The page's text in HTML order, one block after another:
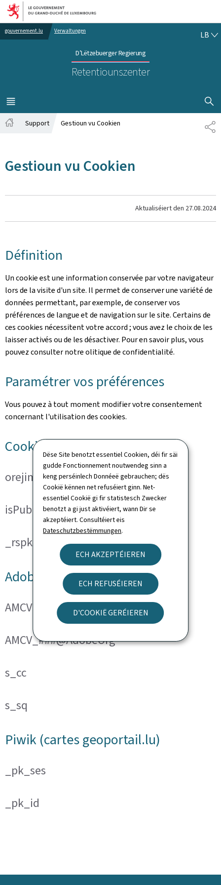
Dëse Site benotzt essentiel Cookien, déi fir säi
gudde Fonctionnement noutwendeg sinn a
keng perséinlech Donnéeë gebrauchen; dës
Cookië kënnen net refuséiert ginn. Net-
essentiel Cookië gi fir statistesch Zwecker
benotzt a gi just aktivéiert, wann Dir se
akzeptéiert. Consultéiert eis
Dateschutzbestëmmungen.
ECH AKZEPTÉIEREN
ECH REFUSÉIEREN
D'COOKIË GERÉIEREN
Bei den Haaptmenü goen
Bei den Inhalt goen
gouvernement.lu Verwaltungen
D’Lëtzebuerger Regierung
Retentiounszenter
LB
MENÜ
HAAPT-
SHOW
Support Gestioun vu Cookien
Gestioun vu Cookien
Aktualiséiert den 27.08.2024
Définition
Un cookie est une information conservée par votre navigateur
lors de la visite d'un site. Il permet de conserver une variété de
données permettant, par exemple, de conserver vos
préférences de langue et de navigation sur le site. Certains de
ces cookies nécessitent votre accord ; vous avez le choix de les
laisser activés ou de les désactiver. Pour en savoir plus, vous
pouvez consulter notre olitique de confidentialité.
Paramétrer vos préférences
Vous pouvez à tout moment modifier votre consentement
concernant l'utilisation des cookies.
Cookies techniques
orejime
isPublicWebsite
_rspkrLoadCore (ReadSpeaker)
Adobe Analytics
AMCVS_###@AdobeOrg
AMCV_###@AdobeOrg
s_cc
s_sq
Piwik (cartes geoportail.lu)
_pk_ses
_pk_id